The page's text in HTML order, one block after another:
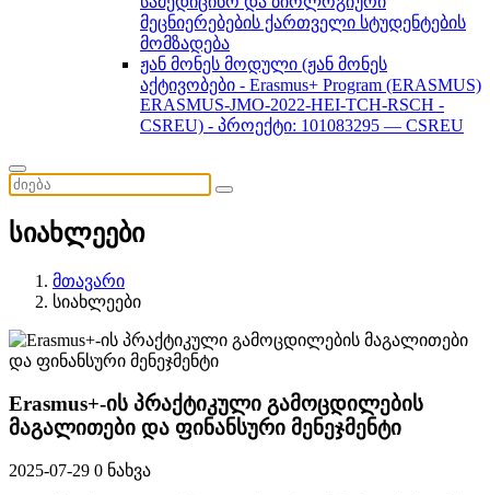
მეცნიერებების ქართველი სტუდენტების
მომზადება
ჟან მონეს მოდული (ჟან მონეს
აქტივობები - Erasmus+ Program (ERASMUS)
ERASMUS-JMO-2022-HEI-TCH-RSCH -
CSREU) - პროექტი: 101083295 — CSREU
სიახლეები
მთავარი
სიახლეები
Erasmus+-ის პრაქტიკული გამოცდილების
მაგალითები და ფინანსური მენეჯმენტი
2025-07-29 0 ნახვა